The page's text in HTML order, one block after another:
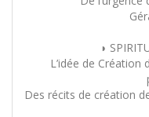
◗
L’idée de
Des récits de création